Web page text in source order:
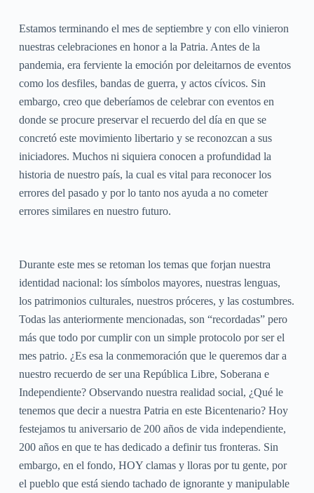
Estamos terminando el mes de septiembre y con ello vinieron
nuestras celebraciones en honor a la Patria. Antes de la
pandemia, era ferviente la emoción por deleitarnos de eventos
como los desfiles, bandas de guerra, y actos cívicos. Sin
embargo, creo que deberíamos de celebrar con eventos en
donde se procure preservar el recuerdo del día en que se
concretó este movimiento libertario y se reconozcan a sus
iniciadores. Muchos ni siquiera conocen a profundidad la
historia de nuestro país, la cual es vital para reconocer los
errores del pasado y por lo tanto nos ayuda a no cometer
errores similares en nuestro futuro.
Durante este mes se retoman los temas que forjan nuestra
identidad nacional: los símbolos mayores, nuestras lenguas,
los patrimonios culturales, nuestros próceres, y las costumbres.
Todas las anteriormente mencionadas, son “recordadas” pero
más que todo por cumplir con un simple protocolo por ser el
mes patrio. ¿Es esa la conmemoración que le queremos dar a
nuestro recuerdo de ser una República Libre, Soberana e
Independiente? Observando nuestra realidad social, ¿Qué le
tenemos que decir a nuestra Patria en este Bicentenario? Hoy
festejamos tu aniversario de 200 años de vida independiente,
200 años en que te has dedicado a definir tus fronteras. Sin
embargo, en el fondo, HOY clamas y lloras por tu gente, por
el pueblo que está siendo tachado de ignorante y manipulable